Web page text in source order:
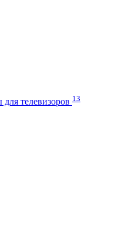
телевизоров 13